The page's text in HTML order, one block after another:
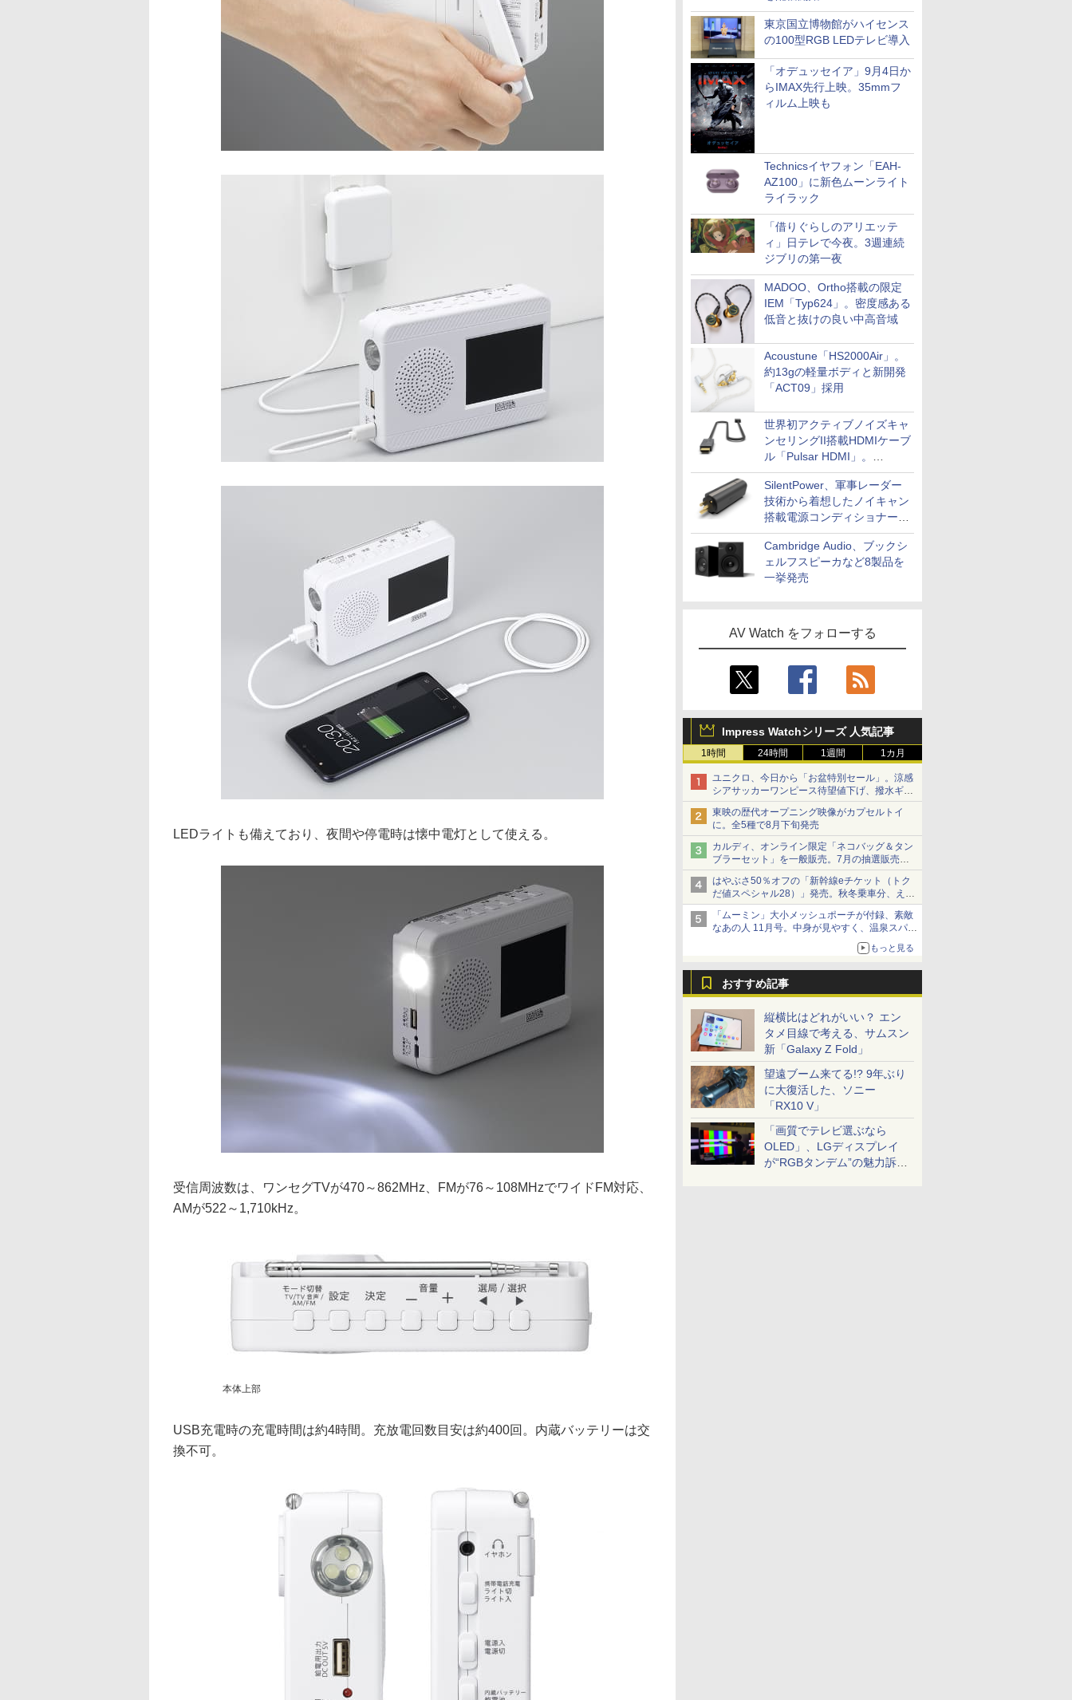
東京国立博物館がハイセンス
の100型RGB LEDテレビ導入
「オデュッセイア」9月4日か
らIMAX先行上映。35mmフ
ィルム上映も
Technicsイヤフォン「EAH-
AZ100」に新色ムーンライト
ライラック
「借りぐらしのアリエッテ
ィ」日テレで今夜。3週連続
ジブリの第一夜
MADOO、Ortho搭載の限定
IEM「Typ624」。密度感ある
低音と抜けの良い中高音域
Acoustune「HS2000Air」。
約13gの軽量ボディと新開発
「ACT09」採用
世界初アクティブノイズキャ
ンセリングII搭載HDMIケーブ
ル「Pulsar HDMI」。
SilentPowerから
SilentPower、軍事レーダー
技術から着想したノイキャン
搭載電源コンディショナー
「AC iPurifier2」
Cambridge Audio、ブックシ
ェルフスピーカなど8製品を
一挙発売
AV Watch をフォローする
Impress Watchシリーズ 人気記事
1時間 24時間 1週間 1カ月
ユニクロ、今日から「お盆特別セール」。涼感
シアサッカーワンピース待望値下げ、撥水ギア
ショーツは1990円に
東映の歴代オープニング映像がカプセルトイ
に。全5種で8月下旬発売
カルディ、オンライン限定「ネコバッグ＆タン
ブラーセット」を一般販売。7月の抽選販売の
当選無効分
はやぶさ50％オフの「新幹線eチケット（トク
だ値スペシャル28）」発売。秋冬乗車分、えき
ねっと限定
「ムーミン」大小メッシュポーチが付録、素敵
なあの人 11月号。中身が見やすく、温泉スパに
もっと見る
おすすめ記事
縦横比はどれがいい？ エン
タメ目線で考える、サムスン
新「Galaxy Z Fold」
望遠ブーム来てる!? 9年ぶり
に大復活した、ソニー
「RX10 V」
「画質でテレビ選ぶなら
OLED」、LGディスプレイ
が“RGBタンデム”の魅力訴
LEDライトも備えており、夜間や停電時は懐中電灯として使える。
受信周波数は、ワンセグTVが470～862MHz、FMが76～108MHzでワイドFM対応、
AMが522～1,710kHz。
本体上部
USB充電時の充電時間は約4時間。充放電回数目安は約400回。内蔵バッテリーは交
換不可。